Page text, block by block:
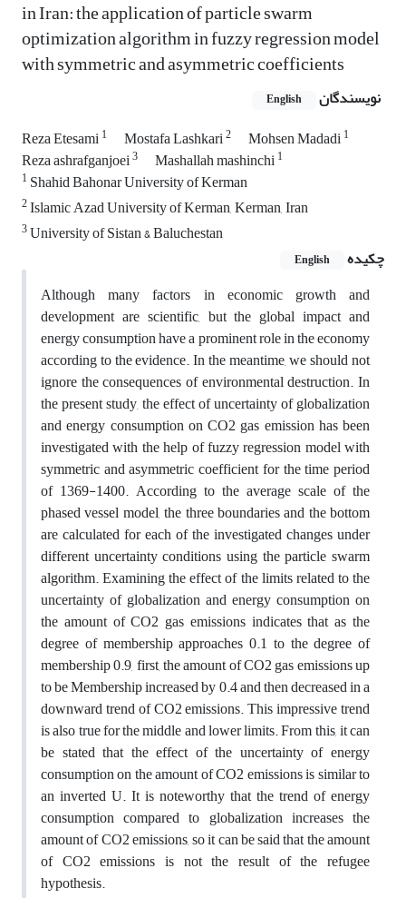
in Iran: the application of particle swarm
optimization algorithm in fuzzy regression model
with symmetric and asymmetric coefficients
نویسندگان English
Reza Etesami1 Mostafa Lashkari2 Mohsen Madadi1
Reza ashrafganjoei3 Mashallah mashinchi1
1 Shahid Bahonar University of Kerman
2Islamic Azad University of Kerman, Kerman, Iran
3University of Sistan & Baluchestan
چکیده
English
Although many factors in economic growth and
development are scientific, but the global impact and
energy consumption have a prominent role in the economy
according to the evidence. In the meantime, we should not
ignore the consequences of environmental destruction. In
the present study, the effect of uncertainty of globalization
and energy consumption on CO2 gas emission has been
investigated with the help of fuzzy regression model with
symmetric and asymmetric coefficient for the time period
of 1369-1400. According to the average scale of the
phased vessel model, the three boundaries and the bottom
are calculated for each of the investigated changes under
different uncertainty conditions using the particle swarm
algorithm. Examining the effect of the limits related to the
uncertainty of globalization and energy consumption on
the amount of CO2 gas emissions indicates that as the
degree of membership approaches 0.1 to the degree of
membership 0.9, first, the amount of CO2 gas emissions up
to be Membership increased by 0.4 and then decreased in a
downward trend of CO2 emissions. This impressive trend
is also true for the middle and lower limits. From this, it can
be stated that the effect of the uncertainty of energy
consumption on the amount of CO2 emissions is similar to
an inverted U. It is noteworthy that the trend of energy
consumption compared to globalization increases the
amount of CO2 emissions, so it can be said that the amount
of CO2 emissions is not the result of the refugee
hypothesis.